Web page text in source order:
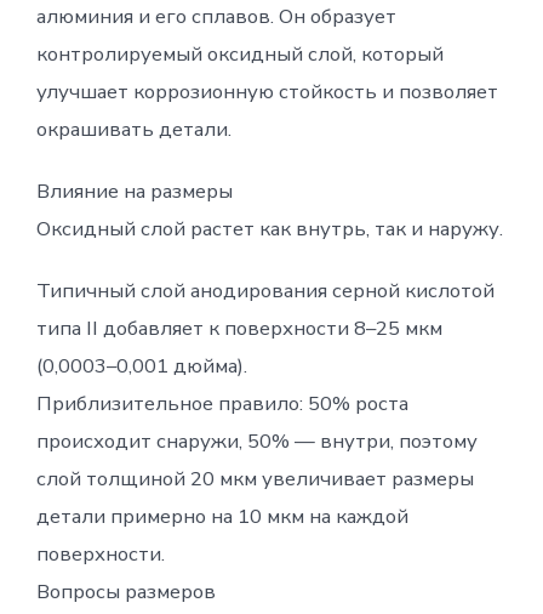
алюминия и его сплавов. Он образует
контролируемый оксидный слой, который
улучшает коррозионную стойкость и позволяет
окрашивать детали.
Влияние на размеры
Оксидный слой растет как внутрь, так и наружу.
Типичный слой анодирования серной кислотой
типа II добавляет к поверхности 8–25 мкм
(0,0003–0,001 дюйма).
Приблизительное правило: 50% роста
происходит снаружи, 50% — внутри, поэтому
слой толщиной 20 мкм увеличивает размеры
детали примерно на 10 мкм на каждой
поверхности.
Вопросы размеров